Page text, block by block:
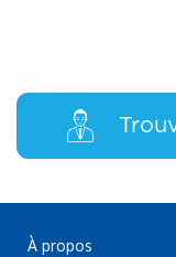
À propos